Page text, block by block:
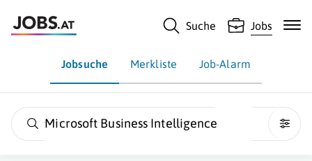
Suche Jobs
Jobsuche Merkliste Job-Alarm
Microsoft Business Intelligence